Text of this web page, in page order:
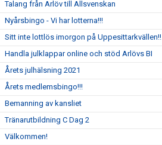
Talang från Arlöv till Allsvenskan
Nyårsbingo - Vi har lotterna!!!
Sitt inte lottlös imorgon på Uppesittarkvällen!!
Handla julklappar online och stöd Arlövs BI
Årets julhälsning 2021
Årets medlemsbingo!!!
Bemanning av kansliet
Tränarutbildning C Dag 2
Välkommen!